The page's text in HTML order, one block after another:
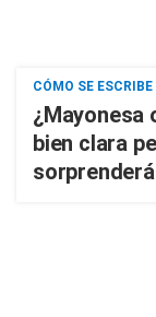
CÓMO SE ESCRIBE
¿Mayonesa
bien clara
sorprenderá